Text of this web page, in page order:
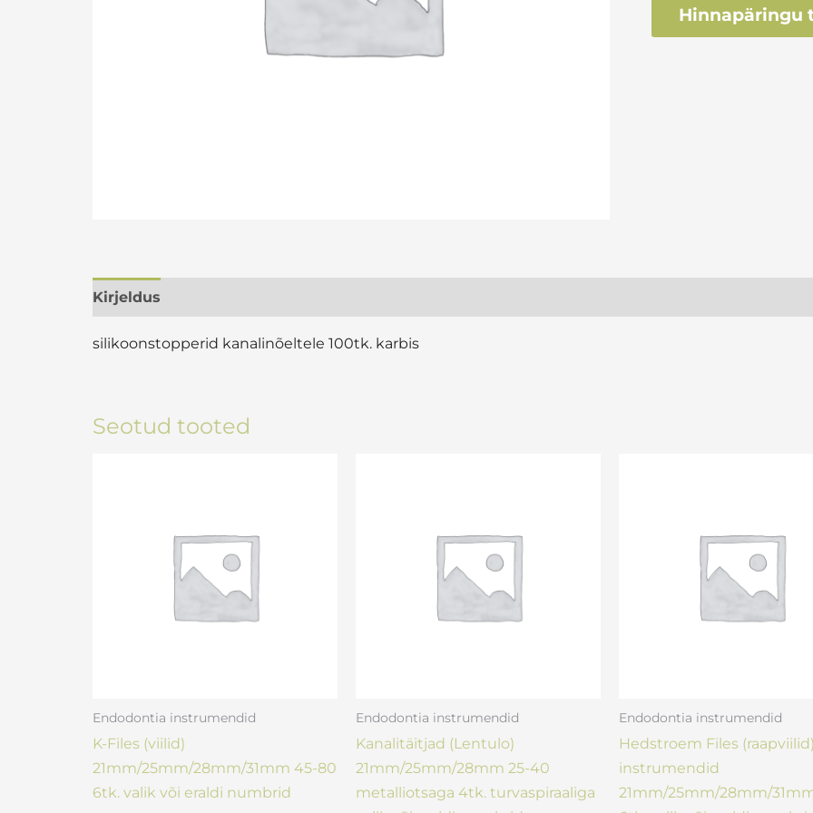
Hinnapäringu
Kirjeldus
silikoonstopperid kanalinõeltele 100tk. karbis
Seotud tooted
Endodontia instrumendid
K-Files (viilid)
21mm/25mm/28mm/31mm 45-80
6tk. valik või eraldi numbrid
Endodontia instrumendid
Kanalitäitjad (Lentulo)
21mm/25mm/28mm 25-40
metalliotsaga 4tk. turvaspiraaliga
Endodontia instrumendid
Hedstroem Files (raapviilid)
instrumendid
21mm/25mm/28mm/